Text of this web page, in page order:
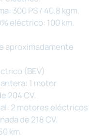
300 PS / 40.8 kgm.
eléctrico: 100 km.
aproximadamente
(BEV)
1 motor
204 CV.
2 motores eléctricos
de 218 CV.
km.